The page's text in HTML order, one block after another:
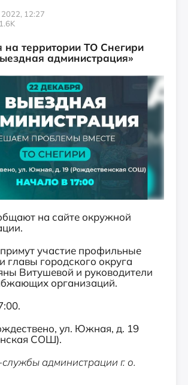
12:27
1.6K
на территории ТО Снегири
администрация»
на сайте окружной
участие профильные
главы городского округа
Витушевой и руководители
организаций.
ул. Южная, д. 19
СОШ).
администрации г. о.